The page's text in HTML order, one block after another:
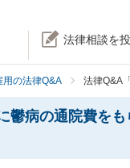
法律相談を
用の法律Q&A 法律Q&A
鬱病の通院費を